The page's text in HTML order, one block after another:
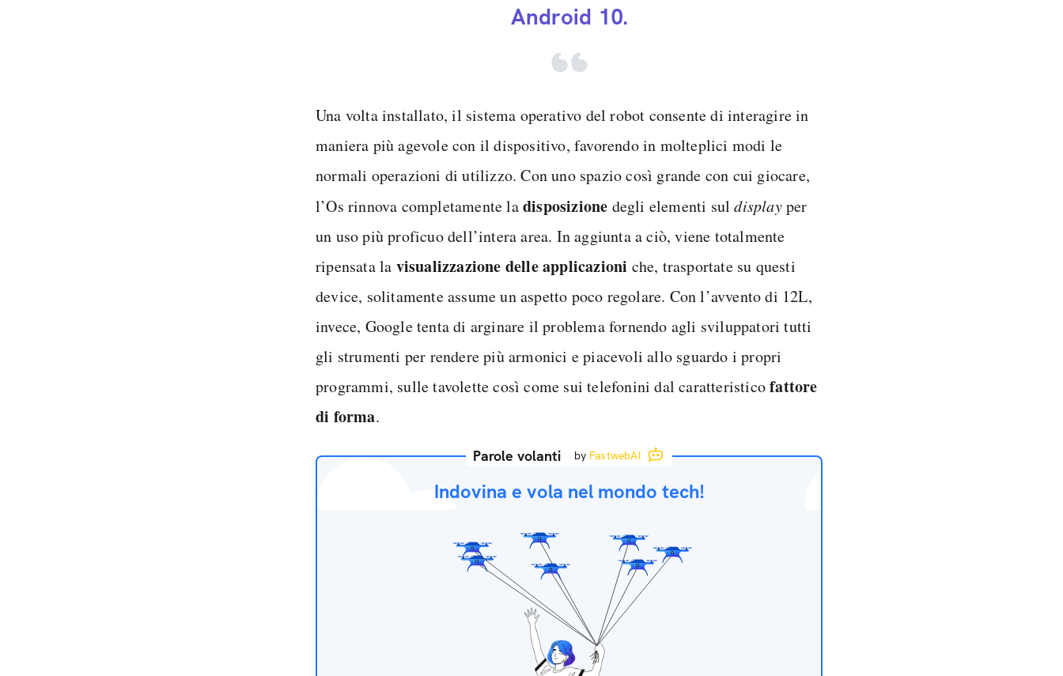
Android 10.
Una volta installato, il sistema operativo del robot consente di interagire in
maniera più agevole con il dispositivo, favorendo in molteplici modi le
normali operazioni di utilizzo. Con uno spazio così grande con cui giocare,
l’Os rinnova completamente ladisposizione degli elementi suldisplayper
un uso più proficuo dell’intera area. In aggiunta a ciò, viene totalmente
ripensata la visualizzazione delle applicazioni che, trasportate su questi
device, solitamente assume un aspetto poco regolare. Con l’avvento di 12L,
invece, Google tenta di arginare il problema fornendo agli sviluppatori tutti
gli strumenti per rendere più armonici e piacevoli allo sguardo i propri
programmi, sulle tavolette così come sui telefonini dal caratteristicofattore
di forma.
Parole volanti by FastwebAI
Indovina e vola nel mondo tech!